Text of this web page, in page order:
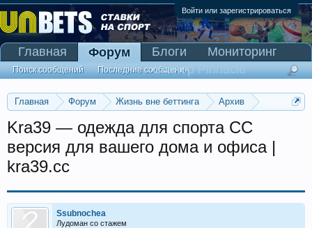
Войти или зарегистрироваться
Главная Форум Жизнь вне беттинга
Архив
Kra39 — одежда для спорта CC
версия для вашего дома и офиса |
kra39.cc
Ssubnochea
Лудоман со стажем
Главная Форум
Поиск сообщений Последние сообщения
Блоги
Мониторинг
Сканер Pinnacle